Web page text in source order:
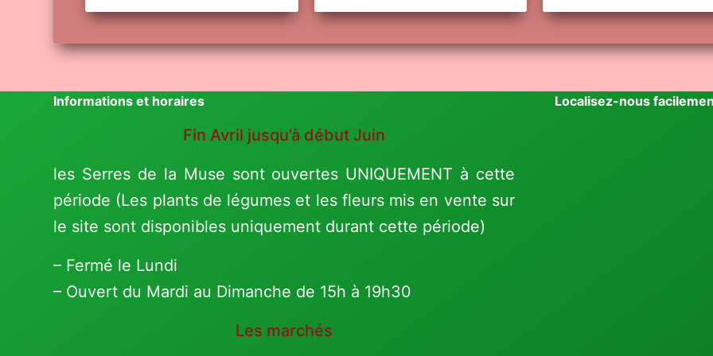
Informations et horaires
Fin Avril jusqu’à début Juin
les Serres de la Muse sont ouvertes UNIQUEMENT à cette
période (Les plants de légumes et les fleurs mis en vente sur
le site sont disponibles uniquement durant cette période)
– Fermé le Lundi
– Ouvert du Mardi au Dimanche de 15h à 19h30
Les marchés
Localisez-nous